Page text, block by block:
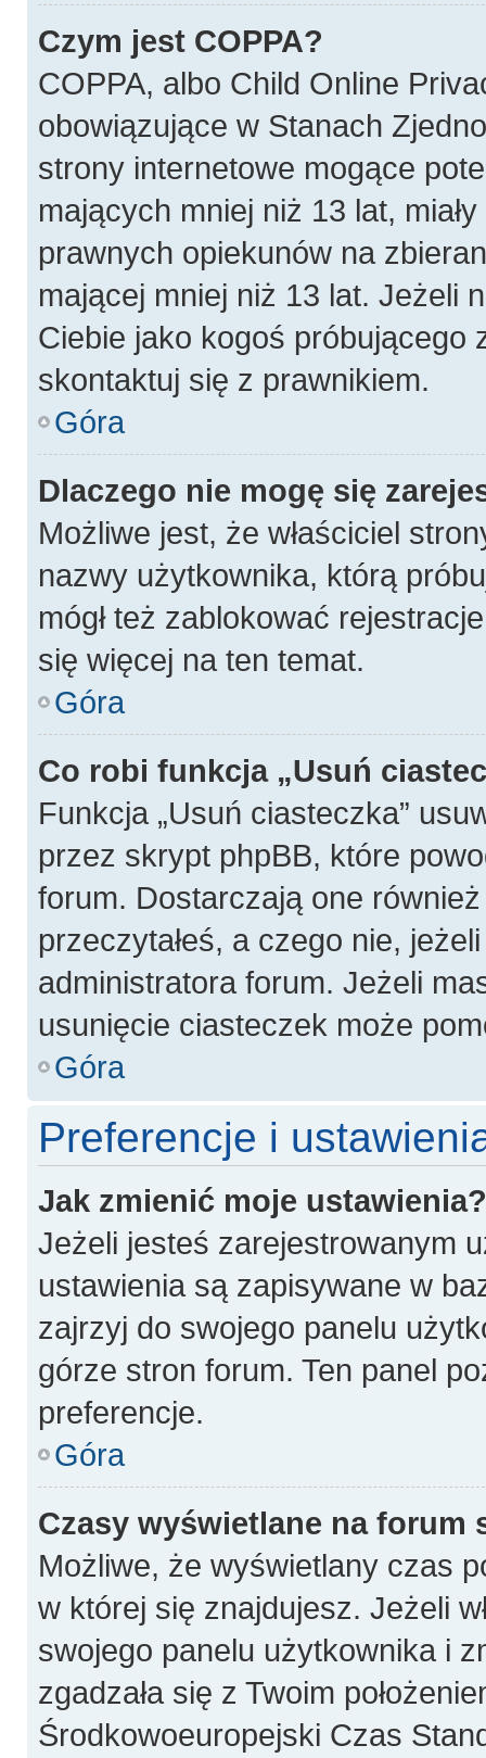
Czym jest COPPA?
COPPA, albo Child Online
obowiązujące w Stanach
strony internetowe mogące
mających mniej niż 13 lat,
prawnych opiekunów na
mającej mniej niż 13 lat. Jeżeli
Ciebie jako kogoś próbującego
skontaktuj się z prawnikiem.
Góra
Dlaczego nie mogę się
Możliwe jest, że właściciel
nazwy użytkownika, którą
mógł też zablokować
się więcej na ten temat.
Góra
Co robi funkcja „Usuń
Funkcja „Usuń ciasteczka”
przez skrypt phpBB, które
forum. Dostarczają one
przeczytałeś, a czego nie,
administratora forum. Jeżeli
usunięcie ciasteczek może
Góra
Preferencje i
Jak zmienić moje ustawienia?
Jeżeli jesteś zarejestrowanym
ustawienia są zapisywane w
zajrzyj do swojego panelu
górze stron forum. Ten panel
preferencje.
Góra
Czasy wyświetlane na forum
Możliwe, że wyświetlany czas
w której się znajdujesz. Jeżeli
swojego panelu użytkownika i
zgadzała się z Twoim
Środkowoeuropejski Czas